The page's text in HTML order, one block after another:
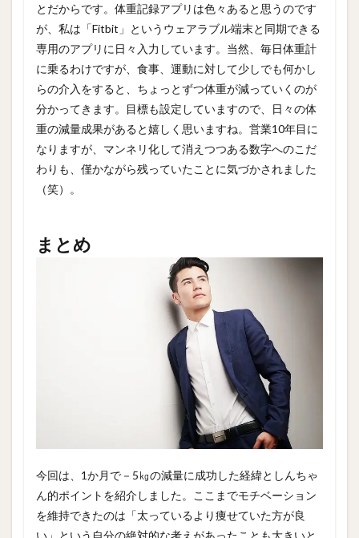
とだからです。体重記録アプリは色々あると思うのです
が、私は「Fitbit」というウェアラブル端末と同期できる
専用のアプリに日々入力しています。当然、毎日体重計
に乗るわけですが、食事、運動に対して少しでも何かし
らの介入をすると、ちょっとずつ体重が減っていくのが
分かってきます。目標も設定していますので、日々の体
重の減量成果があると嬉しく思いますね。営業10年目に
なりますが、マンネリ化して消えつつある数字へのこだ
わりも、僅かながら残っていたことに気づかされました
（笑）。
まとめ
今回は、1か月で－5㎏の減量に成功した経緯としんちゃ
ん的ポイントを紹介しました。ここまでモチベーション
を維持できたのは「太っているより痩せていた方が良
い」という自分の絶対的な考えがあったことも大きいと